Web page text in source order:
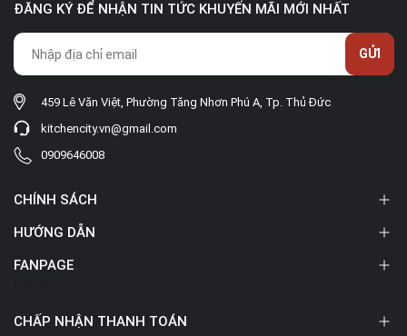
ĐĂNG KÝ ĐỂ NHẬN TIN TỨC KHUYẾN MÃI MỚI NHẤT
GỬI
459 Lê Văn Việt, Phường Tăng Nhơn Phú A, Tp. Thủ Đức
kitchencity.vn@gmail.com
0909646008
CHÍNH SÁCH
HƯỚNG DẪN
FANPAGE
CHẤP NHẬN THANH TOÁN